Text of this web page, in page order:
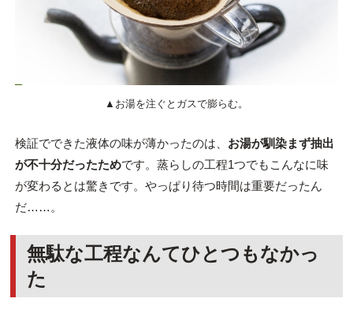
▲お湯を注ぐとガスで膨らむ。
検証でできた液体の味が薄かったのは、 お湯が馴染まず抽出
が不十分だったためです。蒸らしの工程1つでもこんなに味
が変わるとは驚きです。やっぱり待つ時間は重要だったん
だ……。
無駄な工程なんてひとつもなかっ
た